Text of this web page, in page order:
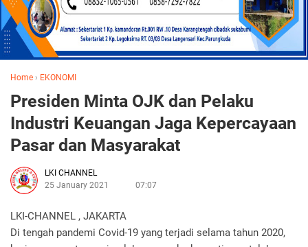
Home › EKONOMI
Presiden Minta OJK dan Pelaku
Industri Keuangan Jaga Kepercayaan
Pasar dan Masyarakat
LKI CHANNEL
25 January 2021
07:07
LKI-CHANNEL , JAKARTA
Di tengah pandemi Covid-19 yang terjadi selama tahun 2020,